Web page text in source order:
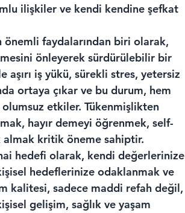
ilişkiler ve kendi kendine şefkat
önemli faydalarından biri olarak,
önleyerek sürdürülebilir bir
aşırı iş yükü, sürekli stres, yetersiz
ortaya çıkar ve bu durum, hem
olumsuz etkiler. Tükenmişlikten
hayır demeyi öğrenmek, self-
almak kritik öneme sahiptir.
hedefi olarak, kendi değerlerinize
hedeflerinize odaklanmak ve
kalitesi, sadece maddi refah değil,
gelişim, sağlık ve yaşam